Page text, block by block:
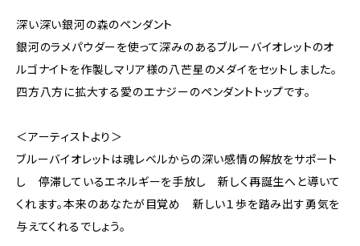
深い深い銀河の森のペンダント
銀河のラメパウダーを使って深みのあるブルーバイオレットのオ
ルゴナイトを作製しマリア様の八芒星のメダイをセットしました。
四方八方に拡大する愛のエナジーのペンダントトップです。
＜アーティストより＞
ブルーバイオレットは魂レベルからの深い感情の解放をサポート
し 停滞しているエネルギーを手放し 新しく再誕生へと導いて
くれます。本来のあなたが目覚め 新しい１歩を踏み出す勇気を
与えてくれるでしょう。